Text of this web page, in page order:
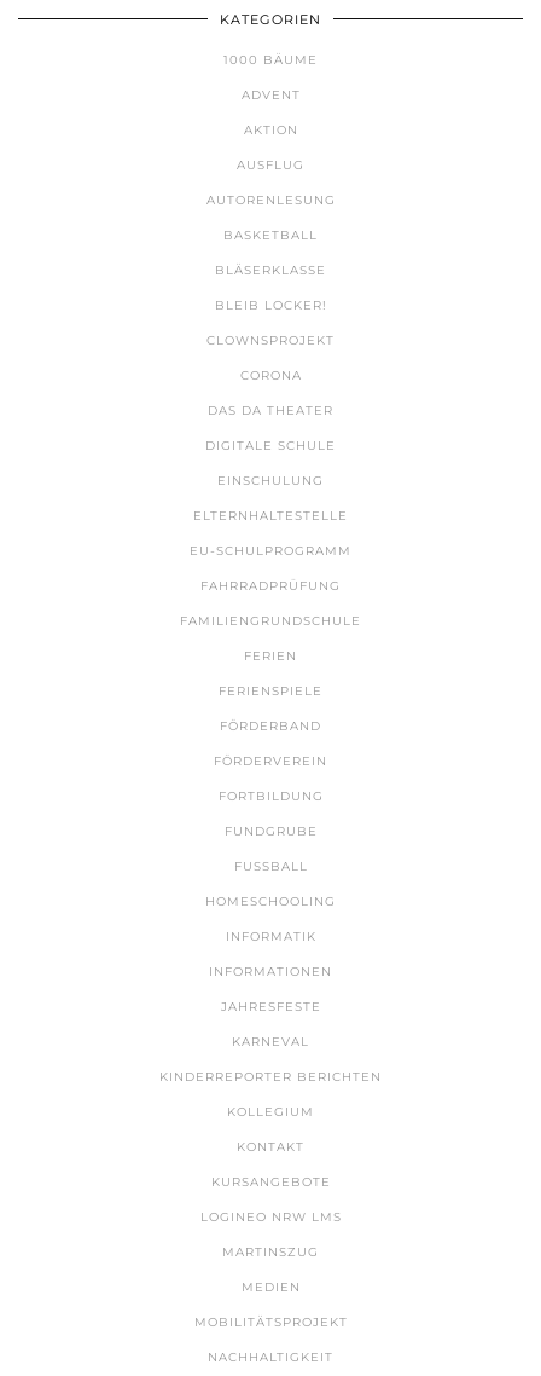
KATEGORIEN
1000 BÄUME
ADVENT
AKTION
AUSFLUG
AUTORENLESUNG
BASKETBALL
BLÄSERKLASSE
BLEIB LOCKER!
CLOWNSPROJEKT
CORONA
DAS DA THEATER
DIGITALE SCHULE
EINSCHULUNG
ELTERNHALTESTELLE
EU-SCHULPROGRAMM
FAHRRADPRÜFUNG
FAMILIENGRUNDSCHULE
FERIEN
FERIENSPIELE
FÖRDERBAND
FÖRDERVEREIN
FORTBILDUNG
FUNDGRUBE
FUSSBALL
HOMESCHOOLING
INFORMATIK
INFORMATIONEN
JAHRESFESTE
KARNEVAL
KINDERREPORTER BERICHTEN
KOLLEGIUM
KONTAKT
KURSANGEBOTE
LOGINEO NRW LMS
MARTINSZUG
MEDIEN
MOBILITÄTSPROJEKT
NACHHALTIGKEIT